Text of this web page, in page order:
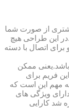
از صورت شما
این طراحی هیچ
برای اتصال با دسته
ممکن
فریم برای
مهم این است که
ویژگی های
شد کارایی